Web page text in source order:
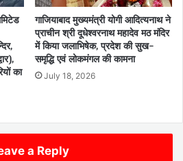
का
गाजियाबाद मुख्यमंत्री योगी आदित्यनाथ ने
प्राचीन श्री दूधेश्वरनाथ महादेव मठ मंदिर
में किया जलाभिषेक, प्रदेश की सुख-
समृद्धि एवं लोकमंगल की कामना
July 18, 2026
a Reply